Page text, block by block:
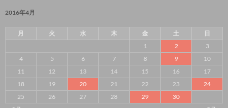
2016年4月
月 火 水 木 金 土
日
1
2
3
4
5 6 7 8 9
10
11
12 13 14 15 16
17
18
19 20 21 22 23
24
25
26 27 28 29
30